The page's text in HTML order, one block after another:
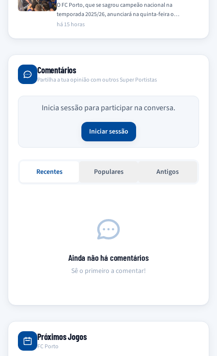
O FC Porto, que se sagrou campeão nacional na
temporada 2025/26, anunciará na quinta-feira o
lançamento de um documentário que retrata a…
há 15 horas
Comentários
Partilha a tua opinião com outros Super Portistas
Inicia sessão para participar na conversa.
Iniciar sessão
Recentes Populares Antigos
Ainda não há comentários
Sê o primeiro a comentar!
Próximos Jogos
FC Porto